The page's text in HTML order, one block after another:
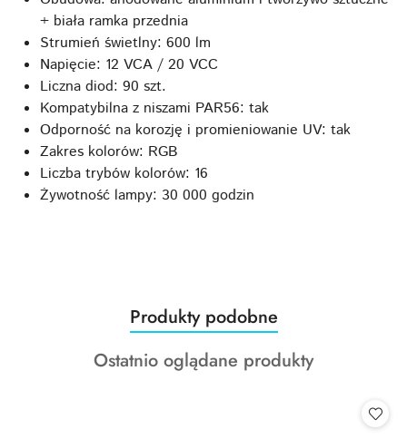
+ biała ramka przednia
Strumień świetlny: 600 lm
Napięcie: 12 VCA / 20 VCC
Liczna diod: 90 szt.
Kompatybilna z niszami PAR56: tak
Odporność na korozję i promieniowanie UV: tak
Zakres kolorów: RGB
Liczba trybów kolorów: 16
Żywotność lampy: 30 000 godzin
Pomiń karuzelę produktów
Produkty
o
statusie:
Produkty podobne
Produkty
Ostatnio oglądane produkty